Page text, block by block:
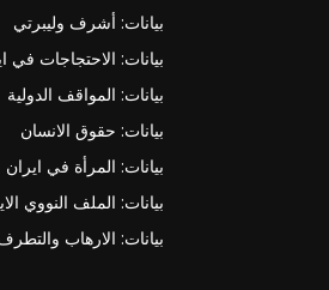
بيانات: أشرف وليبرتي
بيانات: الاحتجاجات في
بيانات: المواقف الدولية
بيانات: حقوق الانسان
بيانات: المرأة في ايران
بيانات: الملف النووي
بيانات: الارهاب